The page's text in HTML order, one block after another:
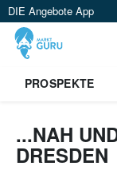
DIE Angebote App
PROSPEKTE
...NAH
DRESDEN